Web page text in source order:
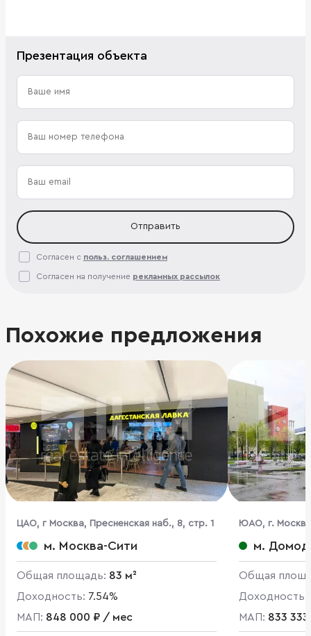
Презентация объекта
Отправить
Согласен с польз. соглашением
Согласен на получение рекламных рассылок
Похожие предложения
ЦАО, г Москва, Пресненская наб., 8, стр. 1
м. Москва-Сити
Общая площадь: 83 м²
Доходность: 7.54%
МАП: 848 000 ₽ / мес
ЮАО, г.
м.
Общая
Доходность:
МАП: 833